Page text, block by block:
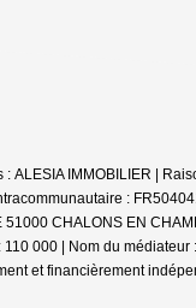
ALESIA IMMOBILIER |
:
CHALONS EN
000 | Nom du
et financièrement